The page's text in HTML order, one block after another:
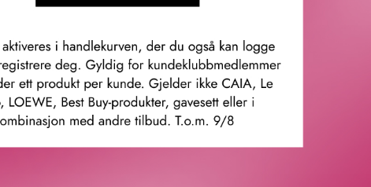
at den kan brukes alene for en diskret duft eller kombinert med
mer intens og personlig opplevelse.